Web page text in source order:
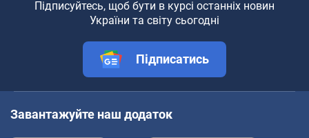
Підписуйтесь, щоб бути в курсі останніх новин
України та світу сьогодні
Підписатись
Завантажуйте наш додаток